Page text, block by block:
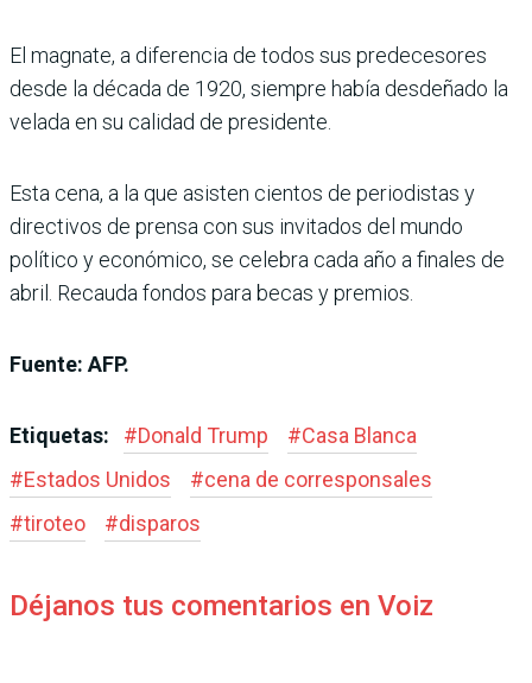
El magnate, a diferencia de todos sus predecesores
desde la década de 1920, siempre había desdeñado la
velada en su calidad de presidente.
Esta cena, a la que asisten cientos de periodistas y
directivos de prensa con sus invitados del mundo
político y económico, se celebra cada año a finales de
abril. Recauda fondos para becas y premios.
Fuente: AFP.
Etiquetas: #Donald Trump #Casa Blanca
#Estados Unidos #cena de corresponsales
#tiroteo #disparos
Déjanos tus comentarios en Voiz